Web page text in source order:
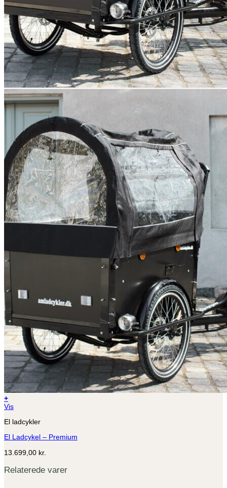
+
Vis
El ladcykler
El Ladcykel – Premium
13.699,00 kr.
Relaterede varer